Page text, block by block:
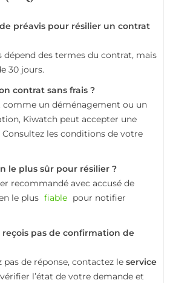
préavis pour résilier un contrat
dépend des termes du contrat, mais
30 jours.
contrat sans frais ?
comme un déménagement ou un
Kiwatch peut accepter une
Consultez les conditions de votre
le plus sûr pour résilier ?
recommandé avec accusé de
le plus fiable pour notifier
reçois pas de confirmation de
pas de réponse, contactez le service
l’état de votre demande et